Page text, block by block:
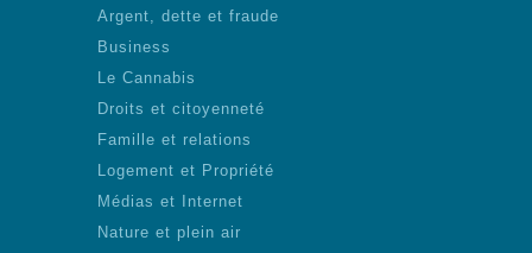
Argent, dette et fraude
Business
Le Cannabis
Droits et citoyenneté
Famille et relations
Logement et Propriété
Médias et Internet
Nature et plein air